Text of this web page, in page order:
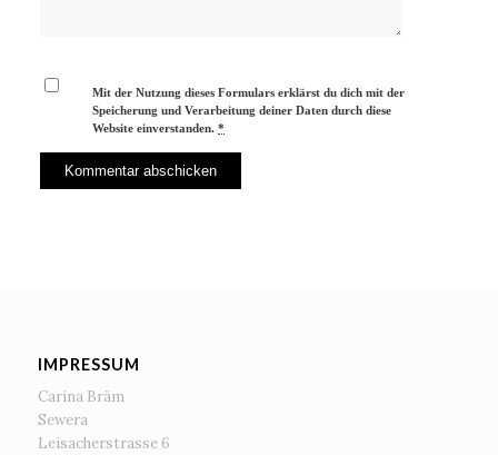
Mit der Nutzung dieses Formulars erklärst du dich mit der
Speicherung und Verarbeitung deiner Daten durch diese
Website einverstanden.*
IMPRESSUM
Carina Bräm
Sewera
Leisacherstrasse 6